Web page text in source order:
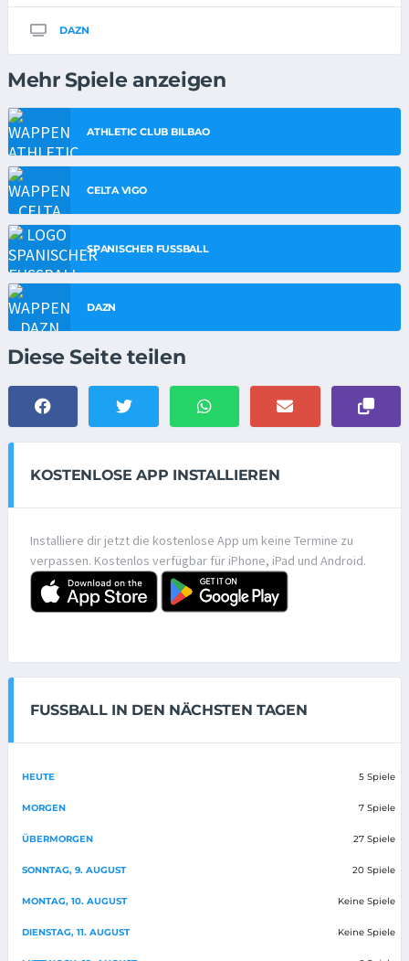
DAZN
Mehr Spiele anzeigen
ATHLETIC CLUB BILBAO
CELTA VIGO
SPANISCHER FUSSBALL
DAZN
Diese Seite teilen
KOSTENLOSE APP INSTALLIEREN
Installiere dir jetzt die kostenlose App um keine Termine zu
verpassen. Kostenlos verfügbar für iPhone, iPad und Android.
FUSSBALL IN DEN NÄCHSTEN TAGEN
HEUTE 5 Spiele
MORGEN 7 Spiele
ÜBERMORGEN 27 Spiele
SONNTAG, 9. AUGUST 20 Spiele
MONTAG, 10. AUGUST Keine Spiele
DIENSTAG, 11. AUGUST Keine Spiele